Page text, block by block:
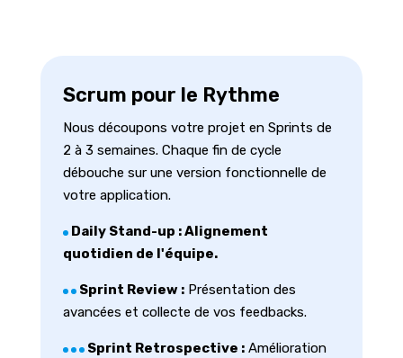
Scrum pour le Rythme
Nous découpons votre projet en Sprints de
2 à 3 semaines. Chaque fin de cycle
débouche sur une version fonctionnelle de
votre application.
Daily Stand-up :Alignement
quotidien de l'équipe.
Sprint Review :Présentation des
avancées et collecte de vos feedbacks.
Sprint Retrospective :Amélioration